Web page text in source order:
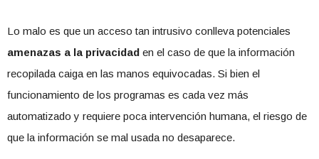
Lo malo es que un acceso tan intrusivo conlleva potenciales
amenazas a la privacidad en el caso de que la información
recopilada caiga en las manos equivocadas. Si bien el
funcionamiento de los programas es cada vez más
automatizado y requiere poca intervención humana, el riesgo de
que la información se mal usada no desaparece.